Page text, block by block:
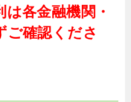
各金融機関・
ご確認くださ